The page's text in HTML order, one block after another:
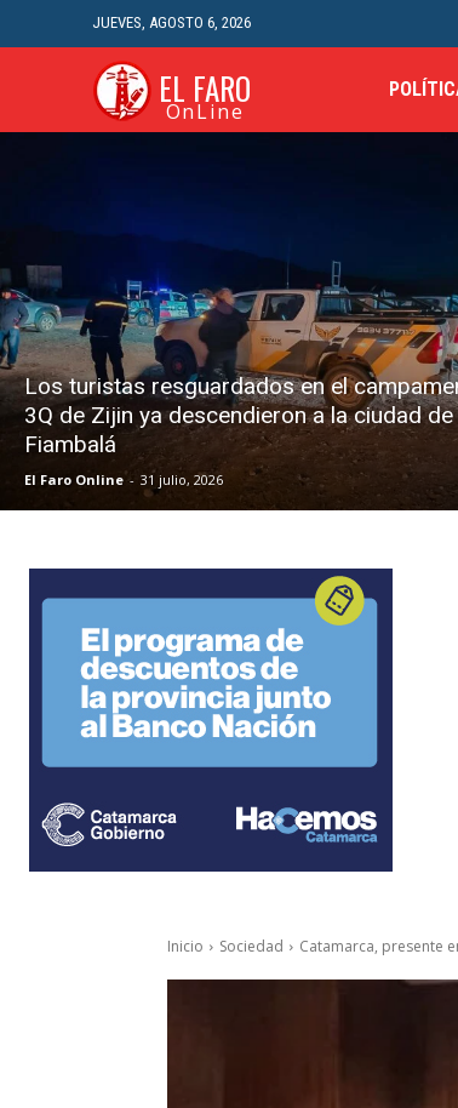
JUEVES, AGOSTO 6, 2026
EL FARO
OnLine
Los turistas resguardados en el
3Q de Zijin ya descendieron a la ciudad de
Fiambalá
El Faro Online - 31 julio, 2026
Inicio Sociedad Catamarca, presente